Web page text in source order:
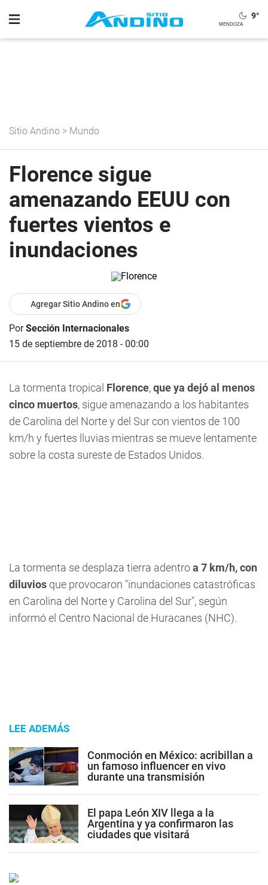
9°
Sitio Andino > Mundo
Florence sigue
amenazando EEUU con
fuertes vientos e
inundaciones
Agregar Sitio Andino en
PorSección Internacionales
15 de septiembre de 2018 - 00:00
La tormenta tropical Florence,que ya dejó al menos
cinco muertos, sigue amenazando a los habitantes
de Carolina del Norte y del Sur con vientos de 100
km/h y fuertes lluvias mientras se mueve lentamente
sobre la costa sureste de Estados Unidos.
La tormenta se desplaza tierra adentroa 7 km/h, con
diluvios que provocaron "inundaciones catastróficas
en Carolina del Norte y Carolina del Sur", según
informó el Centro Nacional de Huracanes (NHC).
LEE ADEMÁS
Conmoción en México: acribillan a
un famoso influencer en vivo
durante una transmisión
El papa León XIV llega a la
Argentina y ya confirmaron las
ciudades que visitará